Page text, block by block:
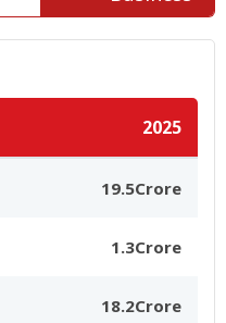
2025
19.5Crore
1.3Crore
18.2Crore